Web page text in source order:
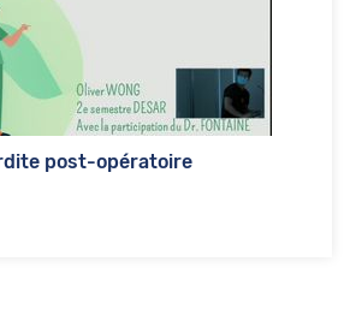
post-opératoire